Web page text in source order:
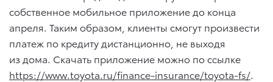
собственное мобильное приложение до конца
апреля. Таким образом, клиенты смогут произвести
платеж по кредиту дистанционно, не выходя
из дома. Скачать приложение можно по ссылке
https://www.toyota.ru/finance-insurance/toyota-fs/.